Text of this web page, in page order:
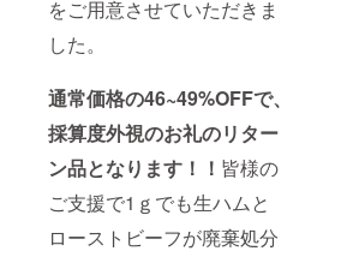
をご用意させていただきま
した。
通常価格の46~49%OFFで、
採算度外視のお礼のリター
ン品となります！！ 皆様の
ご支援で1ｇでも生ハムと
ローストビーフが廃棄処分